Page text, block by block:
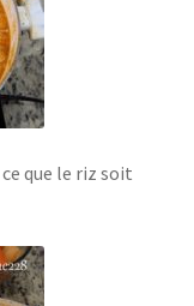
que le riz soit